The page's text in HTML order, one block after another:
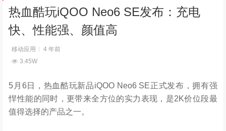
热血酷玩iQOO Neo6 SE发布：充电
快、性能强、颜值高
移动应用
4 年前
3.45W
5月6日，热血酷玩新品iQOO Neo6 SE正式发布，拥有强
悍性能的同时，更带来全方位的实力表现，是2K价位段最
值得选择的产品之一。